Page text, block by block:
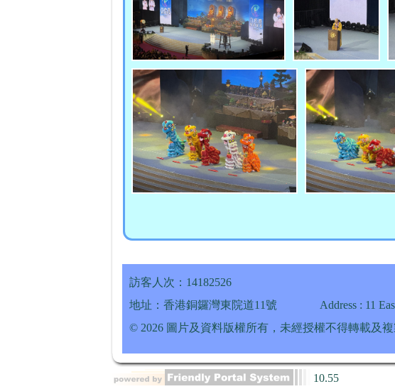
訪客人次：14182526
地址：香港銅鑼灣東院道11號
Address : 11
© 2026 圖片及資料版權所有，未經授權不得轉載及複
10.55